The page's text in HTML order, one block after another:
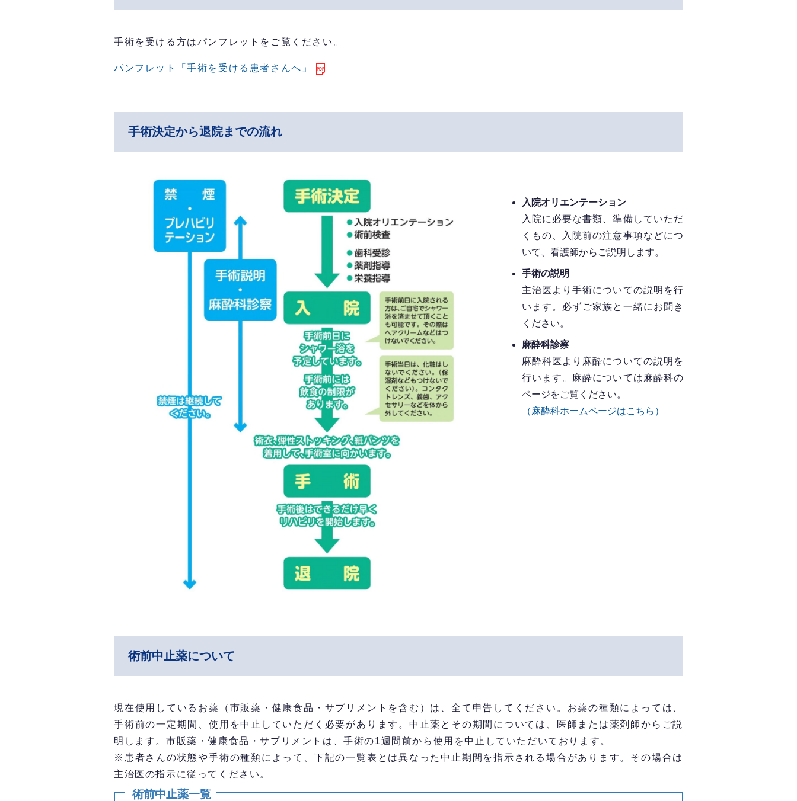
手術を受ける方はパンフレットをご覧ください。
パンフレット「手術を受ける患者さんへ」
手術決定から退院までの流れ
入院オリエンテーション
入院に必要な書類、準備していただ
くもの、入院前の注意事項などにつ
いて、看護師からご説明します。
手術の説明
主治医より手術についての説明を行
います。必ずご家族と一緒にお聞き
ください。
麻酔科診察
麻酔科医より麻酔についての説明を
行います。麻酔については麻酔科の
ページをご覧ください。
（麻酔科ホームページはこちら）
術前中止薬について
現在使用しているお薬（市販薬・健康食品・サプリメントを含む）は、全て申告してください。お薬の種類によっては、
手術前の一定期間、使用を中止していただく必要があります。中止薬とその期間については、医師または薬剤師からご説
明します。市販薬・健康食品・サプリメントは、手術の1週間前から使用を中止していただいております。
※患者さんの状態や手術の種類によって、下記の一覧表とは異なった中止期間を指示される場合があります。その場合は
主治医の指示に従ってください。
術前中止薬一覧